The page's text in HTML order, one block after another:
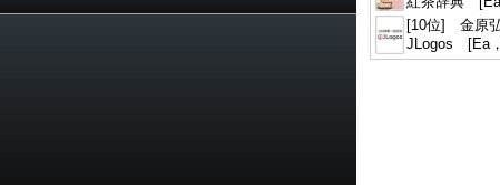
[10位] 金原
JLogos [Ea